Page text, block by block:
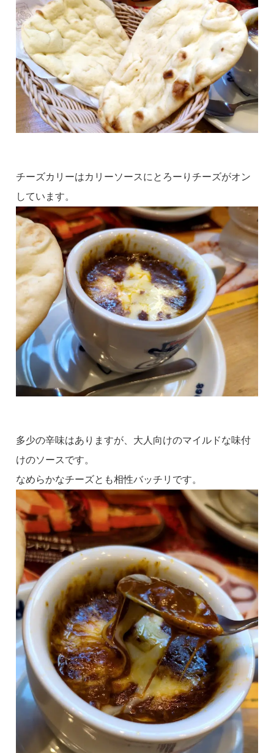
チーズカリーはカリーソースにとろーりチーズがオン
しています。
多少の辛味はありますが、大人向けのマイルドな味付
けのソースです。
なめらかなチーズとも相性バッチリです。